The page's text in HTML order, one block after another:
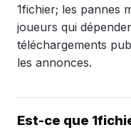
1fichier; les pannes
joueurs qui
téléchargements
les annonces.
Est-ce que